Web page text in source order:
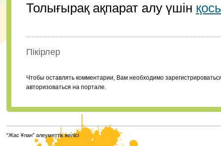
Толығырақ ақпарат алу үшін
Пікірлер
Чтобы оставлять комментарии, Вам необходимо
авторизоваться на портале.
“Жас Ұлан” әлеуметтік желісі